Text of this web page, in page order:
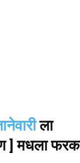
ला
] मधला फरक